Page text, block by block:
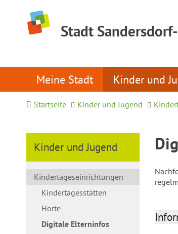
Stadt
Meine Stadt Kinder und
Startseite Kinder und Jugend
Kinder und Jugend
Kindertageseinrichtungen
Kindertagesstätten
Horte
Digitale Elterninfos